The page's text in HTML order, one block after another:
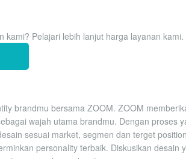
kami? Pelajari lebih lanjut harga layanan kami.
brandmu bersama ZOOM. ZOOM
wajah utama brandmu. Dengan proses
sesuai market, segmen dan terget
personality terbaik. Diskusikan desain